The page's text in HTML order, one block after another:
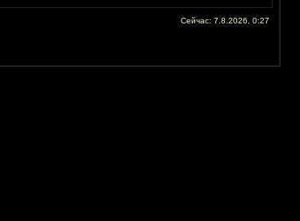
Сейчас: 7.8.2026, 0:27